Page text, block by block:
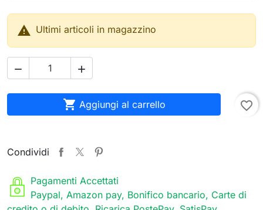
 Ultimi articoli in magazzino
 
 Aggiungi al carrello favorite_border
Condividi
Pagamenti Accettati
Paypal, Amazon pay, Bonifico bancario, Carte di